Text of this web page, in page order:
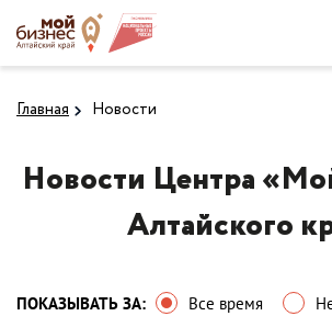
Главная Новости
Новости Центра
Алтайского
ПОКАЗЫВАТЬ ЗА: Все время